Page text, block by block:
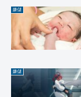
嫌儲
嫌儲